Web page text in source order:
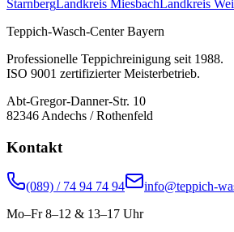
Starnberg Landkreis Miesbach Landkreis
Teppich-Wasch-Center Bayern
Professionelle Teppichreinigung seit 1988.
ISO 9001 zertifizierter Meisterbetrieb.
Abt-Gregor-Danner-Str. 10
82346 Andechs / Rothenfeld
Kontakt
(089) / 74 94 74 94
info@teppich-
Mo–Fr 8–12 & 13–17 Uhr